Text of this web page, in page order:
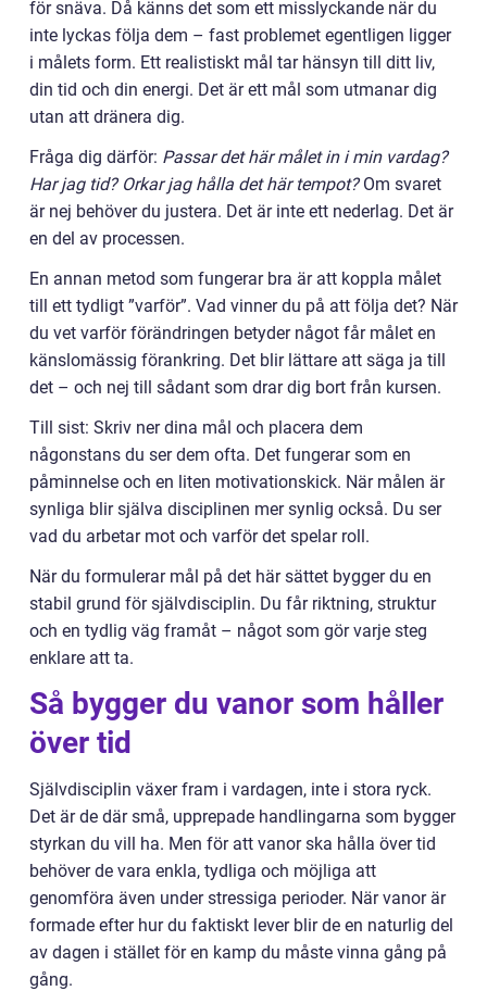
för snäva. Då känns det som ett misslyckande när du
inte lyckas följa dem – fast problemet egentligen ligger
i målets form. Ett realistiskt mål tar hänsyn till ditt liv,
din tid och din energi. Det är ett mål som utmanar dig
utan att dränera dig.
Fråga dig därför: Passar det här målet in i min vardag?
Har jag tid? Orkar jag hålla det här tempot?Om svaret
är nej behöver du justera. Det är inte ett nederlag. Det är
en del av processen.
En annan metod som fungerar bra är att koppla målet
till ett tydligt ”varför”. Vad vinner du på att följa det? När
du vet varför förändringen betyder något får målet en
känslomässig förankring. Det blir lättare att säga ja till
det – och nej till sådant som drar dig bort från kursen.
Till sist: Skriv ner dina mål och placera dem
någonstans du ser dem ofta. Det fungerar som en
påminnelse och en liten motivationskick. När målen är
synliga blir själva disciplinen mer synlig också. Du ser
vad du arbetar mot och varför det spelar roll.
När du formulerar mål på det här sättet bygger du en
stabil grund för självdisciplin. Du får riktning, struktur
och en tydlig väg framåt – något som gör varje steg
enklare att ta.
Så bygger du vanor som håller
över tid
Självdisciplin växer fram i vardagen, inte i stora ryck.
Det är de där små, upprepade handlingarna som bygger
styrkan du vill ha. Men för att vanor ska hålla över tid
behöver de vara enkla, tydliga och möjliga att
genomföra även under stressiga perioder. När vanor är
formade efter hur du faktiskt lever blir de en naturlig del
av dagen i stället för en kamp du måste vinna gång på
gång.